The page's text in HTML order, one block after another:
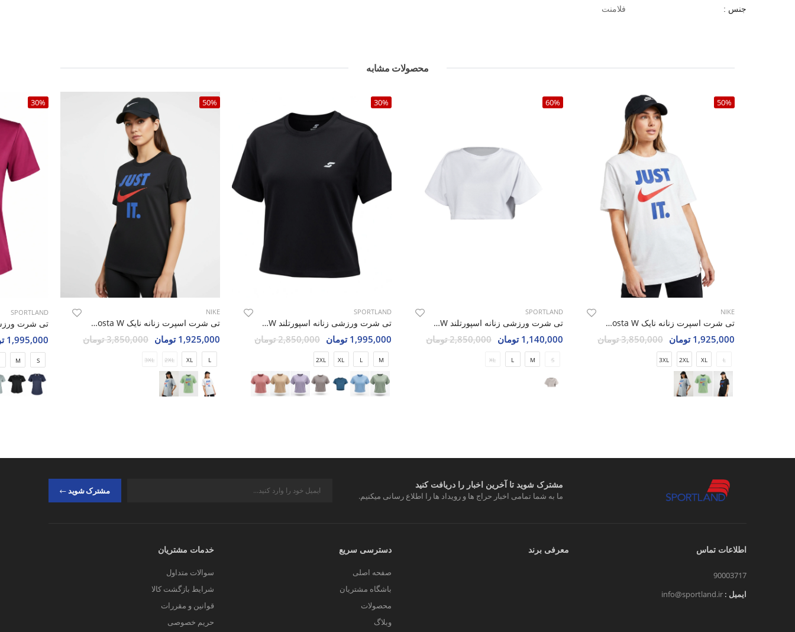
جنس : فلامنت
محصولات مشابه
50%
NIKE
تی شرت اسپرت زنانه نایک Nike Costa W
1,925,000 تومان 3,850,000 تومان
L
XL
2XL
3XL
60%
SPORTLAND
تی شرت ورزشی زنانه اسپورتلند Sprint Shirt W
1,140,000 تومان 2,850,000 تومان
S
M
L
XL
30%
SPORTLAND
تی شرت ورزشی زنانه اسپورتلند SHIFT Move W
1,995,000 تومان 2,850,000 تومان
M
L
XL
2XL
50%
NIKE
تی شرت اسپرت زنانه نایک Nike Costa W
1,925,000 تومان 3,850,000 تومان
L
XL
2XL
3XL
30%
SPORTLAND
1,995,000 تومان
S
M
مشترک شوید تا آخرین اخبار را دریافت کنید
ما به شما تمامی اخبار حراج ها و رویداد ها را اطلاع رسانی میکنیم.
مشترک شوید
اطلاعات تماس
90003717
ایمیل : info@sportland.ir
معرفی برند دسترسی سریع
صفحه اصلی
باشگاه مشتریان
محصولات
وبلاگ
خدمات مشتریان
سوالات متداول
شرایط بازگشت کالا
قوانین و مقررات
حریم خصوصی